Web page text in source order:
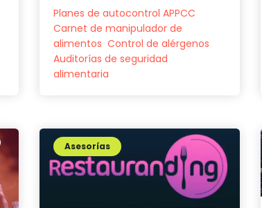
Planes de autocontrol APPCC
Carnet de manipulador de
alimentos Control de alérgenos
Auditorías de seguridad
alimentaria
Asesorías